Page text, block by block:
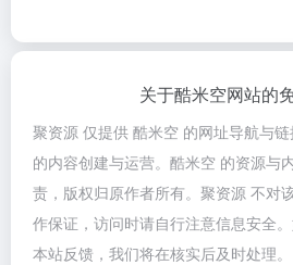
关于酷米空网站的
聚资源 仅提供 酷米空 的网址导航与
的内容创建与运营。酷米空 的资源与
责，版权归原作者所有。聚资源 不对
作保证，访问时请自行注意信息安全
本站反馈，我们将在核实后及时处理。